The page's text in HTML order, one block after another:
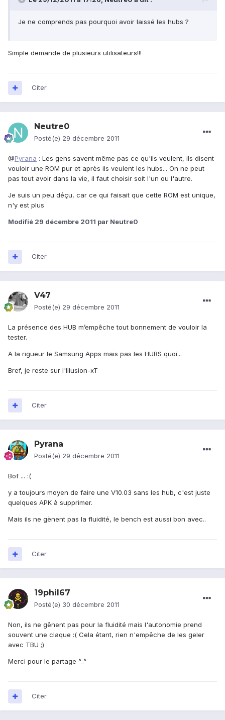
Je ne comprends pas pourquoi avoir laissé les hubs ?
Simple demande de plusieurs utilisateurs!!!
Citer
Neutre0
Posté(e) 29 décembre 2011
@Pyrana : Les gens savent même pas ce qu'ils veulent, ils disent
vouloir une ROM pur et après ils veulent les hubs... On ne peut
pas tout avoir dans la vie, il faut choisir soit l'un ou l'autre.
Je suis un peu déçu, car ce qui faisait que cette ROM est unique,
n'y est plus
Modifié 29 décembre 2011 par Neutre0
Citer
V47
Posté(e) 29 décembre 2011
La présence des HUB m’empêche tout bonnement de vouloir la
tester.
A la rigueur le Samsung Apps mais pas les HUBS quoi...
Bref, je reste sur l'Illusion-xT
Citer
Pyrana
Posté(e) 29 décembre 2011
Bof ... :(
y a toujours moyen de faire une V10.03 sans les hub, c'est juste
quelques APK à supprimer.
Mais ils ne gènent pas la fluidité, le bench est aussi bon avec..
Citer
19phil67
Posté(e) 30 décembre 2011
Non, ils ne gênent pas pour la fluidité mais l'autonomie prend
souvent une claque :( Cela étant, rien n'empêche de les geler
avec TBU ;)
Merci pour le partage ^_^
Citer